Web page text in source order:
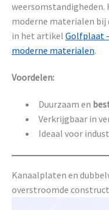
moderne materialen
in het artikel Golfplaat
moderne materialen.
Voordelen:
Duurzaam en
Verkrijgbaar in
Ideaal voor
Kanaalplaten en
overstroomde